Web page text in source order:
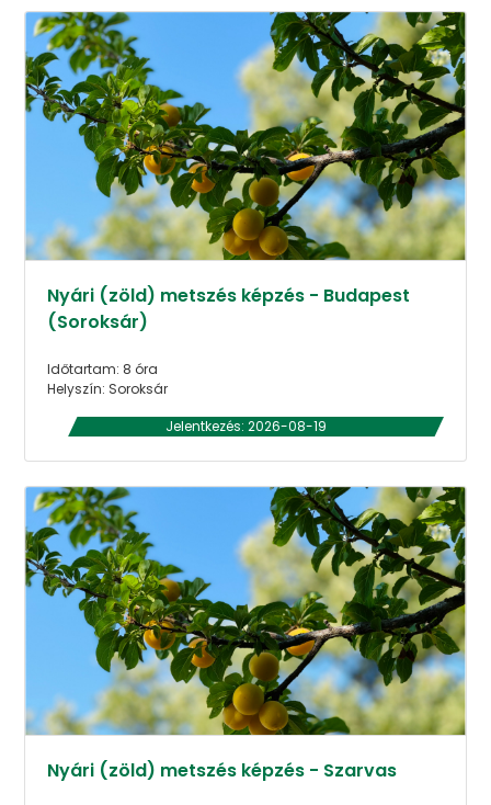
Nyári (zöld) metszés képzés - Budapest
(Soroksár)
Időtartam: 8 óra
Helyszín: Soroksár
Jelentkezés: 2026-08-19
Nyári (zöld) metszés képzés - Szarvas